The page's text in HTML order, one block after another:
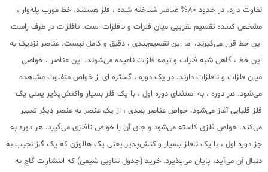
تفاوت دارد. در حدود 80% عناصر شناخته شده ، فلز هستند. خط مورب پله‌وار ،
مشخص کننده تقسیم تقریبی میان فلزات و نافلزات است. نافلزات در طرف راست
این خط قرار می‌گیرند، اما این تقسیم‌بندی ، دقیق و کامل نیست. عناصر نزدیک به
این خط ، گاهی شبه فلزات و نیمه فلزات نامیده می‌شوند. این عناصر ، خواصی
میان فلزات و نافلزات دارند. در یک دوره ، گستره ای از خواص متفاوت مشاهده
می‌شود. هر دوره ، به استثنای دوره اول ، با یک فلز بسیار واکنش‌پذیر یعنی یک
فلز قلیایی آغاز می‌شود. خواص عناصر بعدی ، از یک عنصر به عنصر دیگر تغییر
می‌کند. خواص فلزی کاسته می‌شود و جای آن را خواص نافلزی می‌گیرد. هر دوره به
جز دوره اول ، با یک نافلز بسیار واکنش‌پذیر یعنی یک هالوژن که یک گاز نجیب به
دنبال آن می‌آید، پایان می‌پذیرد. خرید (جدول تناوبی شیمی) که انتشارات گاج به